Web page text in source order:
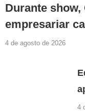
Durante
empresariar
4 de agosto de 2026
4